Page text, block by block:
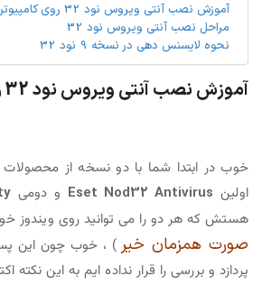
آموزش نصب آنتی ویروس نود 32 روی کامپیوتر
مراحل نصب آنتی ویروس نود 32
نحوه لایسنس دهی در نسخه 9 نود 32
آموزش نصب آنتی ویروس نود 32 روی کامپیوتر
اولین Eset Nod32 Antivirus و دومی
هستش که هر دو را می توانید روی ویندوز
صورت همزمان خیر ) ، خوب چون این